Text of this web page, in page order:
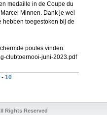
medaille in de Coupe du
Minnen. Dank je wel
hebben toegestoken bij de
poules vinden:
clubtoernooi-juni-2023.pdf
- 10
Rights Reserved